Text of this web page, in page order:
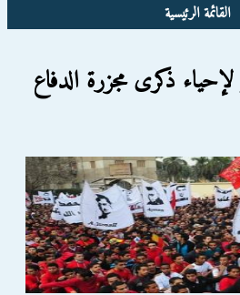
القائمة الرئيسية
ذكرى مجزرة الدفاع